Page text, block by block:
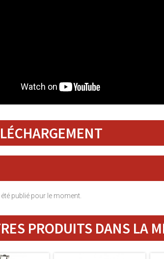
publié pour le moment.
PRODUITS DANS LA